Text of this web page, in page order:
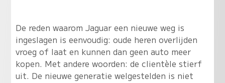
De reden waarom Jaguar een nieuwe weg is
ingeslagen is eenvoudig: oude heren overlijden
vroeg of laat en kunnen dan geen auto meer
kopen. Met andere woorden: de clientèle stierf
uit. De nieuwe generatie welgestelden is niet